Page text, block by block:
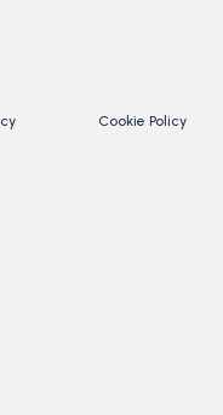
Cookie Policy